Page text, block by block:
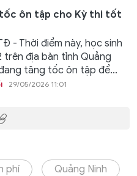
ôn tập cho Kỳ thi tốt
- Thời điểm này, học sinh
trên địa bàn tỉnh Quảng
tăng tốc ôn tập để...
29/05/2026 11:01
phí Quảng Ninh